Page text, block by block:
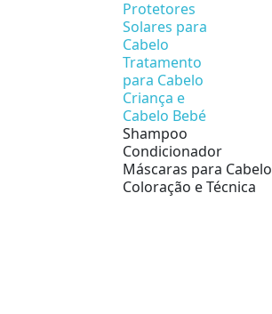
Protetores
Solares para
Cabelo
Tratamento
para Cabelo
Criança e
Cabelo Bebé
Shampoo
Condicionador
Máscaras para Cabelo
Coloração e Técnica